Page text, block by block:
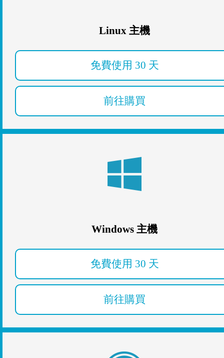
Linux 主機
免費使用 30 天
前往購買
Windows 主機
免費使用 30 天
前往購買